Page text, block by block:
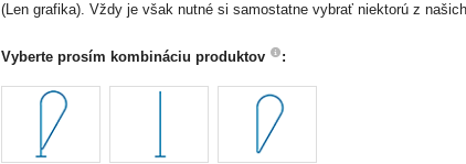
(Len grafika). Vždy je však nutné si samostatne vybrať niektorú z
Vyberte prosím kombináciu produktov :